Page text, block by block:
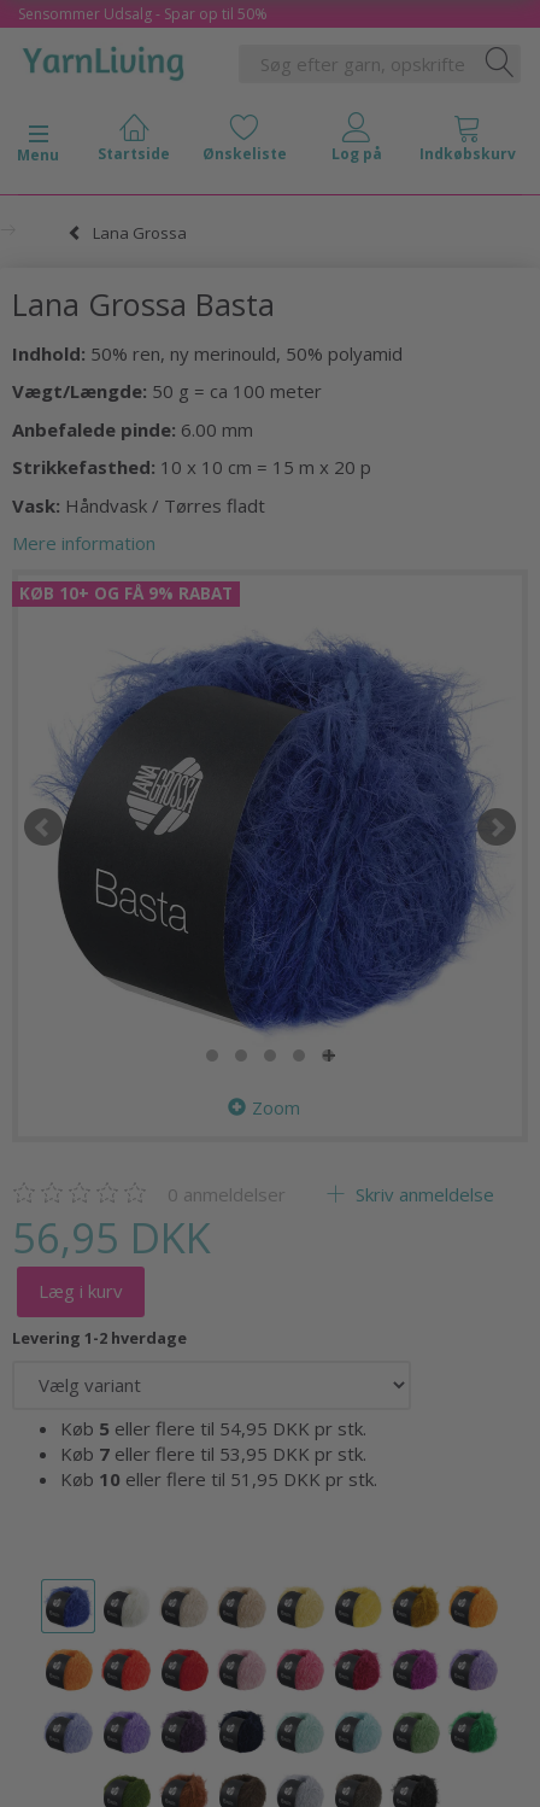
Sensommer Udsalg - Spar op til 50%
Skifte navigation
Menu
Lana Grossa
Lana Grossa Basta
Indhold: 50% ren, ny merinould, 50% polyamid
Vægt/Længde: 50 g = ca 100 meter
Anbefalede pinde: 6.00 mm
Strikkefasthed: 10 x 10 cm = 15 m x 20 p
Vask: Håndvask / Tørres fladt
Mere information
KØB 10+ OG FÅ 9% RABAT
Zoom
0 anmeldelser Skriv anmeldelse
56,95 DKK
Læg i kurv
Levering 1-2 hverdage
Køb 5 eller flere til 54,95 DKK pr stk.
Køb 7 eller flere til 53,95 DKK pr stk.
Køb 10 eller flere til 51,95 DKK pr stk.